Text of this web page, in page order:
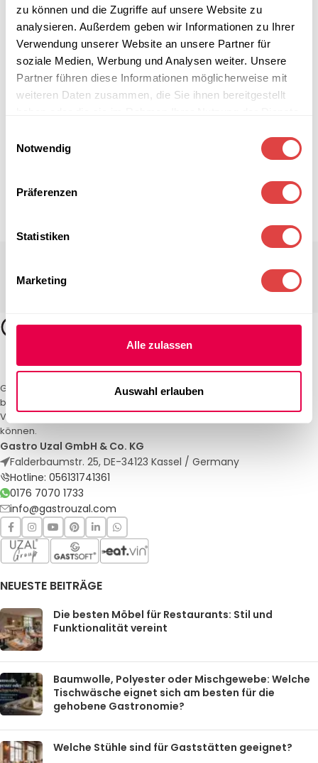
zu können und die Zugriffe auf unsere Website zu
analysieren. Außerdem geben wir Informationen zu Ihrer
Verwendung unserer Website an unsere Partner für
soziale Medien, Werbung und Analysen weiter. Unsere
Partner führen diese Informationen möglicherweise mit
weiteren Daten zusammen, die Sie ihnen bereitgestellt
Notwendig
Präferenzen
Statistiken
Marketing
Alle zulassen
Auswahl erlauben
Gastro Uzal – Ihr Spezialist für Gastronomiemöbel und -textilien. Wir
bieten maßgeschneiderte Lösungen für Restaurants, Hotels und
Veranstaltungen. Qualität und Service, auf die Sie sich verlassen
können.
Gastro Uzal GmbH & Co. KG
Falderbaumstr. 25, DE-34123 Kassel / Germany
Hotline: 056131741361
0176 7070 1733
info@gastrouzal.com
NEUESTE BEITRÄGE
Die besten Möbel für Restaurants: Stil und
Funktionalität vereint
Baumwolle, Polyester oder Mischgewebe: Welche
Tischwäsche eignet sich am besten für die
gehobene Gastronomie?
Welche Stühle sind für Gaststätten geeignet?